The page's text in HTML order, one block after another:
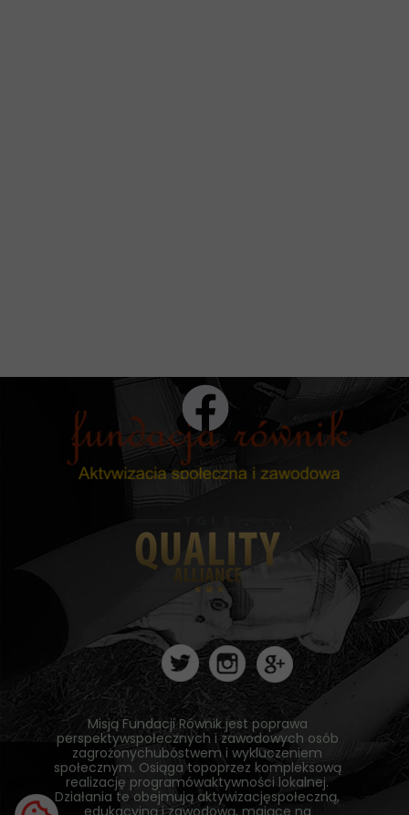
Misją Fundacji Równik jest poprawa
perspektywspołecznych i zawodowych osób
zagrożonychubóstwem i wykluczeniem
społecznym. Osiąga topoprzez kompleksową
realizację programówaktywności lokalnej.
Działania te obejmują aktywizacjęspołeczną,
edukacyjną i zawodową, mające na